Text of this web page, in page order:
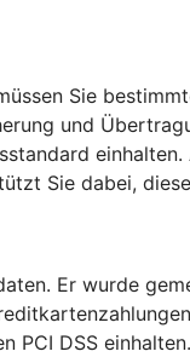
Sie
und
Sie dabei,
Er wurde
PCI DSS